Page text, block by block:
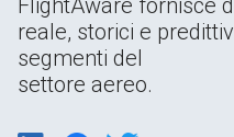
reale, storici e
segmenti del
settore aereo.